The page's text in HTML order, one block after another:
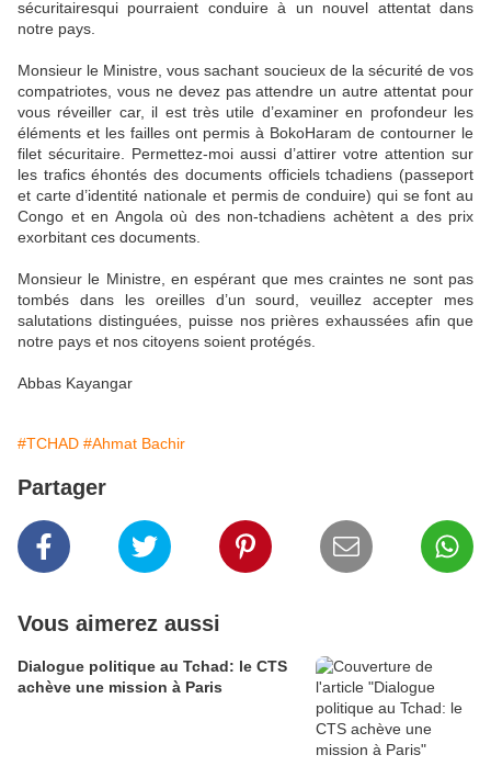
sécuritairesqui pourraient conduire à un nouvel attentat dans
notre pays.
Monsieur le Ministre, vous sachant soucieux de la sécurité de vos
compatriotes, vous ne devez pas attendre un autre attentat pour
vous réveiller car, il est très utile d’examiner en profondeur les
éléments et les failles ont permis à BokoHaram de contourner le
filet sécuritaire. Permettez-moi aussi d’attirer votre attention sur
les trafics éhontés des documents officiels tchadiens (passeport
et carte d’identité nationale et permis de conduire) qui se font au
Congo et en Angola où des non-tchadiens achètent a des prix
exorbitant ces documents.
Monsieur le Ministre, en espérant que mes craintes ne sont pas
tombés dans les oreilles d’un sourd, veuillez accepter mes
salutations distinguées, puisse nos prières exhaussées afin que
notre pays et nos citoyens soient protégés.
Abbas Kayangar
#TCHAD #Ahmat Bachir
Partager
Vous aimerez aussi
Dialogue politique au Tchad: le CTS
achève une mission à Paris